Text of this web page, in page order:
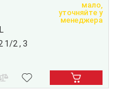
1/2
3
мало,
уточняйте у
менеджера